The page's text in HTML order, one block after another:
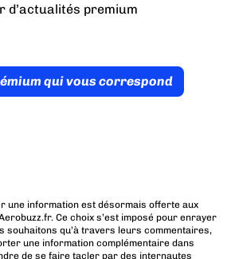
d’actualités premium
qui vous correspond
une information est désormais offerte aux
Ce choix s’est imposé pour enrayer
souhaitons qu’à travers leurs commentaires,
une information complémentaire dans
de se faire tacler par des internautes